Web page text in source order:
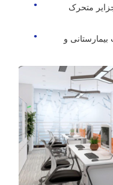
متحرک
بیمارستانی و